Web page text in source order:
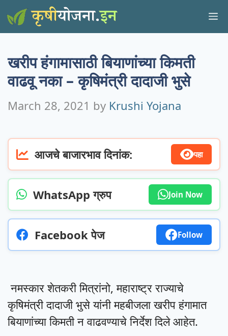
Skip
to
खरीप हंगामासाठी बियाणांच्या किमती
वाढवू नका – कृषिमंत्री दादाजी भुसे
March 28, 2021 by Krushi Yojana
आजचे बाजारभाव दिनांक: पहा
WhatsApp ग्रुप Join Now
Facebook पेज Follow
नमस्कार शेतकरी मित्रांनो, महाराष्ट्र राज्याचे
कृषिमंत्री दादाजी भुसे यांनी महबीजला खरीप हंगामात
बियाणांच्या किमती न वाढवण्याचे निर्देश दिले आहेत.